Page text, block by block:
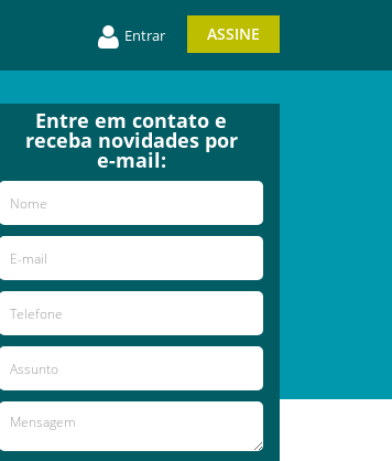
Entrar ASSINE
Entre em contato e
receba novidades por
e-mail: